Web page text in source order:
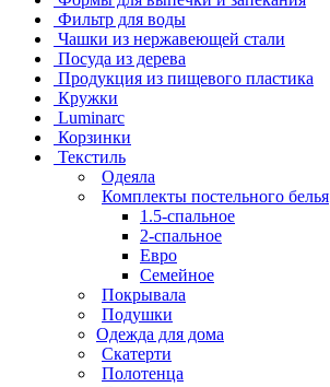
Фильтр для воды
Чашки из нержавеющей стали
Посуда из дерева
Продукция из пищевого пластика
Кружки
Luminarc
Корзинки
Текстиль
Одеяла
Комплекты постельного белья
1.5-спальное
2-спальное
Евро
Семейное
Покрывала
Подушки
Одежда для дома
Скатерти
Полотенца